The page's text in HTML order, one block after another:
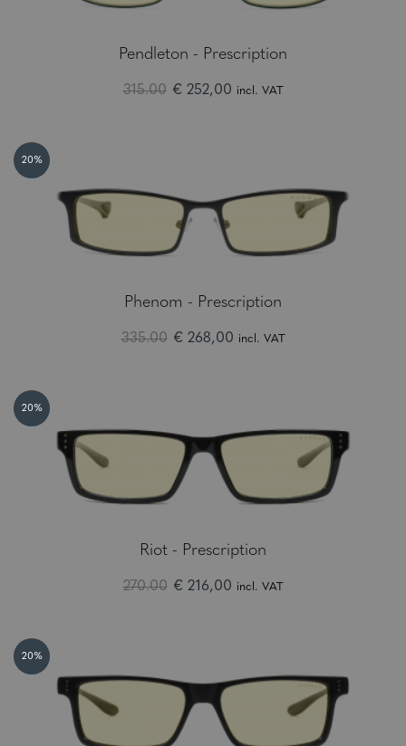
Pendleton - Prescription
315.00 € 252,00 incl. VAT
20%
Phenom - Prescription
335.00 € 268,00 incl. VAT
20%
Riot - Prescription
270.00 € 216,00 incl. VAT
20%